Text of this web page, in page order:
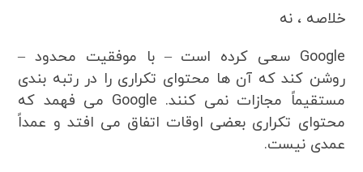
خلاصه ، نه
Google سعی کرده است – با موفقیت محدود –
روشن کند که آن ها محتوای تکراری را در رتبه بندی
مستقیماً مجازات نمی کنند. Google می فهمد که
محتوای تکراری بعضی اوقات اتفاق می افتد و عمداً
عمدی نیست.